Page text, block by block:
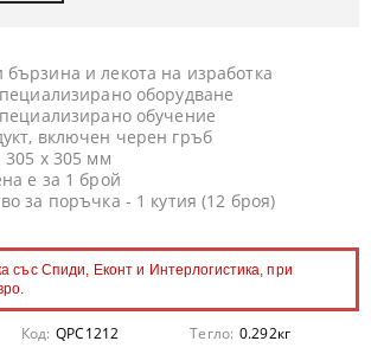
и лекота на изработка
оборудване
обучение
включен черен гръб
х 305 мм
е за 1 брой
за поръчка - 1 кутия (12 броя)
със Спиди, Еконт и Интерлогистика, при
Код: QPC1212 Тегло: 0.292кг